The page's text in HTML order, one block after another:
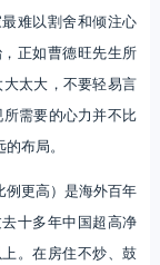
难以割舍和倾注心
正如曹德旺先生所
太大，不要轻易言
需要的心力并不比
布局。
例更高）是海外百年
十多年中国超高净
。在房住不炒、鼓